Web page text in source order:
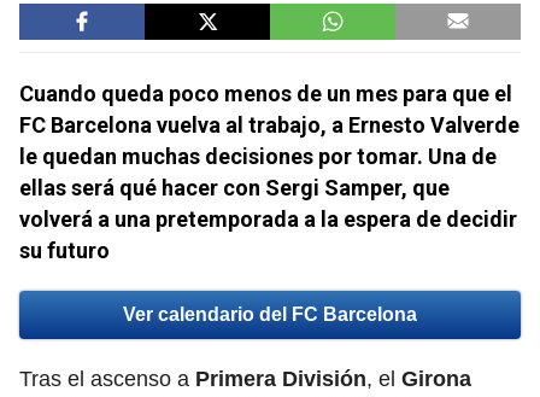
Cuando queda poco menos de un mes para que el
FC Barcelona vuelva al trabajo, a Ernesto Valverde
le quedan muchas decisiones por tomar. Una de
ellas será qué hacer con Sergi Samper, que
volverá a una pretemporada a la espera de decidir
su futuro
Ver calendario del FC Barcelona
Tras el ascenso a Primera División, el Girona